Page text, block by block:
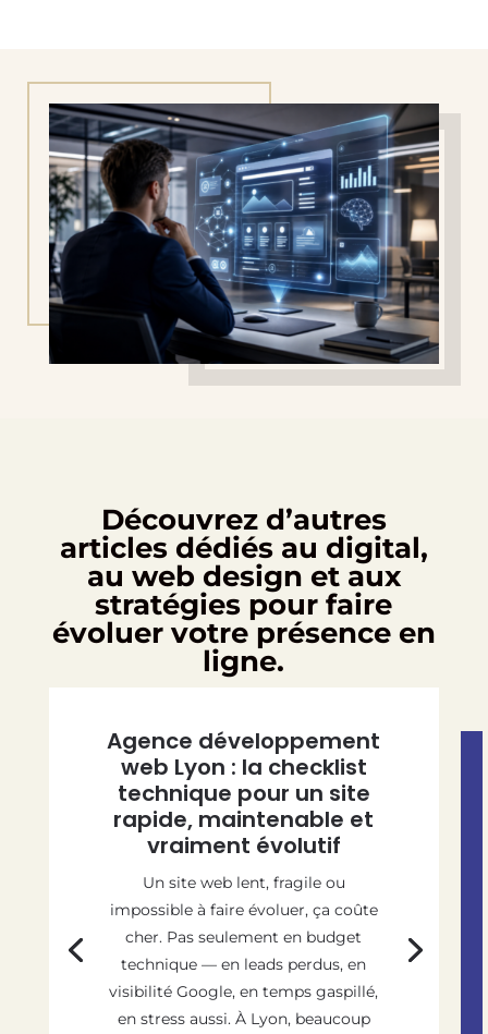
Découvrez d’autres
articles dédiés au digital,
au web design et aux
stratégies pour faire
évoluer votre présence en
ligne.
Agence développement
web Lyon : la checklist
technique pour un site
rapide, maintenable et
vraiment évolutif
Un site web lent, fragile ou
impossible à faire évoluer, ça coûte
cher. Pas seulement en budget
technique — en leads perdus, en
visibilité Google, en temps gaspillé,
en stress aussi. À Lyon, beaucoup